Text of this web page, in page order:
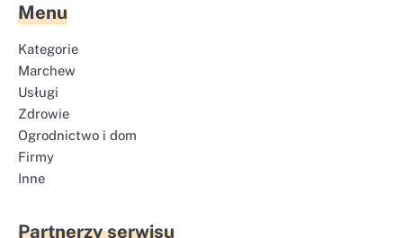
Menu
Kategorie
Marchew
Usługi
Zdrowie
Ogrodnictwo i dom
Firmy
Inne
Partnerzy serwisu